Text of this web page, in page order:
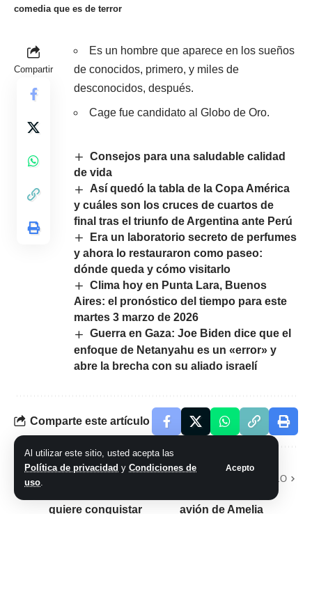
Al utilizar este sitio, usted acepta las
Política de privacidad y Condiciones de
uso.
Acepto
comedia que es de terror
Compartir
Es un hombre que aparece en los sueños
de conocidos, primero, y miles de
desconocidos, después.
Cage fue candidato al Globo de Oro.
Consejos para una saludable calidad
de vida
Así quedó la tabla de la Copa América
y cuáles son los cruces de cuartos de
final tras el triunfo de Argentina ante Perú
Era un laboratorio secreto de perfumes
y ahora lo restauraron como paseo:
dónde queda y cómo visitarlo
Clima hoy en Punta Lara, Buenos
Aires: el pronóstico del tiempo para este
martes 3 marzo de 2026
Guerra en Gaza: Joe Biden dice que el
enfoque de Netanyahu es un «error» y
abre la brecha con su aliado israelí
Comparte este artículo
ARTÍCULO PREVIO
quiere conquistar
SIGUIENTE ARTÍCULO
avión de Amelia